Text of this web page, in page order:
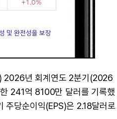
2026년 회계연도 2분기(2026
241억 8100만 달러를 기록했
당순이익(EPS)은 2.18달러로